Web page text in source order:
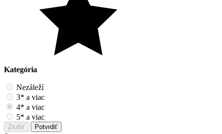
Kategória
Nezáleží
3* a viac
4* a viac
5* a viac
Zrušiť Potvrdiť